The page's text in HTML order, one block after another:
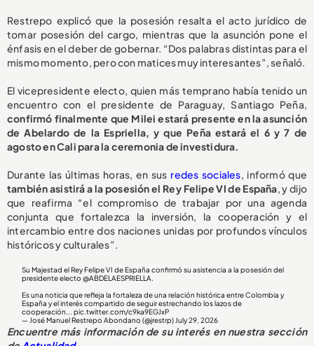
Restrepo explicó que la posesión resalta el acto jurídico de
tomar posesión del cargo, mientras que la asunción pone el
énfasis en el deber de gobernar. “Dos palabras distintas para el
mismo momento, pero con matices muy interesantes”, señaló.
El vicepresidente electo, quien más temprano había tenido un
encuentro con el presidente de Paraguay, Santiago Peña,
confirmó finalmente que Milei estará presente en la asunción
de Abelardo de la Espriella, y que Peña estará el 6 y 7 de
agosto en Cali para la ceremonia de investidura.
Durante las últimas horas, en sus redes sociales, informó que
también asistirá a la posesión el Rey Felipe VI de España, y dijo
que reafirma “el compromiso de trabajar por una agenda
conjunta que fortalezca la inversión, la cooperación y el
intercambio entre dos naciones unidas por profundos vínculos
históricos y culturales”.
Su Majestad el Rey Felipe VI de España confirmó su asistencia a la posesión del
presidente electo@ABDELAESPRIELLA
Es una noticia que refleja la fortaleza de una relación histórica entre Colombia y
España y el interés compartido de seguir estrechando los lazos de
cooperación...pic.twitter.com/c9ka9EGJxP
— José Manuel Restrepo Abondano (@jrestrp) July 29, 2026
Encuentre más información de su interés en nuestra sección